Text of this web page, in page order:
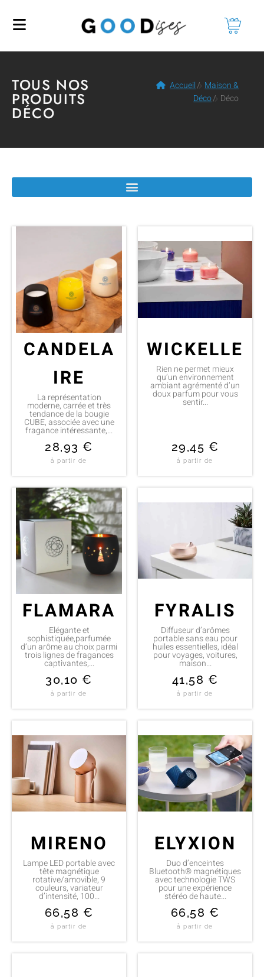
TOUS NOS
PRODUITS
DÉCO
Accueil/ Maison &
Déco/ Déco
CANDELA
IRE
La représentation
moderne, carrée et très
tendance de la bougie
CUBE, associée avec une
fragance intéressante,...
28,93€
à partir de
WICKELLE
Rien ne permet mieux
qu’un environnement
ambiant agrémenté d’un
doux parfum pour vous
sentir...
29,45 €
à partir de
FLAMARA
Elégante et
sophistiquée,parfumée
d’un arôme au choix parmi
trois lignes de fragances
captivantes,...
30,10€
à partir de
FYRALIS
Diffuseur d’arômes
portable sans eau pour
huiles essentielles, idéal
pour voyages, voitures,
maison...
41,58 €
à partir de
MIRENO
Lampe LED portable avec
tête magnétique
rotative/amovible, 9
couleurs, variateur
d’intensité, 100...
66,58 €
à partir de
ELYXION
Duo d’enceintes
Bluetooth® magnétiques
avec technologie TWS
pour une expérience
stéréo de haute...
66,58 €
à partir de